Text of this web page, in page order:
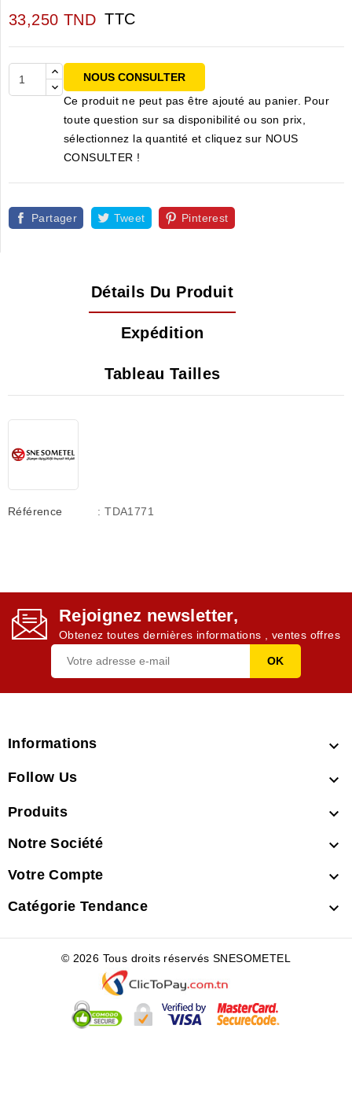
33,250 TND TTC
NOUS CONSULTER
Ce produit ne peut pas être ajouté au panier. Pour
toute question sur sa disponibilité ou son prix,
sélectionnez la quantité et cliquez sur NOUS
CONSULTER !
Partager Tweet Pinterest
Détails Du Produit
Expédition
Tableau Tailles
Référence : TDA1771
Rejoignez newsletter,
Obtenez toutes dernières informations , ventes offres
Informations 
Follow Us 
Produits 
Notre Société 
Votre Compte 
Catégorie Tendance 
© 2026 Tous droits réservés SNESOMETEL